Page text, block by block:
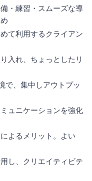
・練習・スムーズな導
て利用するクライアン
入れ、ちょっとしたリ
で、集中しアウトプッ
ュニケーションを強化
よるメリット。よい
し、クリエイティビテ